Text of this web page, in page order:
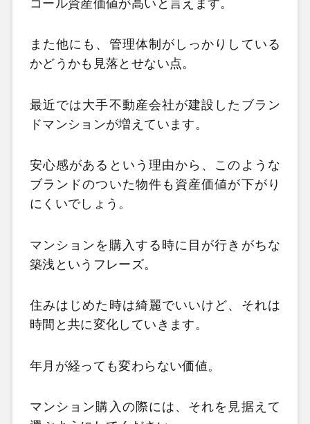
コール資産価値が高いと言えます。
また他にも、管理体制がしっかりしている
かどうかも見落とせない点。
最近では大手不動産会社が建設したブラン
ドマンションが増えています。
安心感があるという理由から、このような
ブランドのついた物件も資産価値が下がり
にくいでしょう。
マンションを購入する時に目が行きがちな
築浅というフレーズ。
住みはじめた時は綺麗でいいけど、それは
時間と共に変化していきます。
年月が経っても変わらない価値。
マンション購入の際には、それを見据えて